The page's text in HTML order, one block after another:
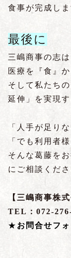
食事が完成しま
最後に
三嶋商事の志
医療を『食』
そして私たち
延伸」を実現
「人手が足り
「でも利用者
そんな葛藤を
にご相談くださ
【三嶋商事株
TEL：072-
★ お問合せフ